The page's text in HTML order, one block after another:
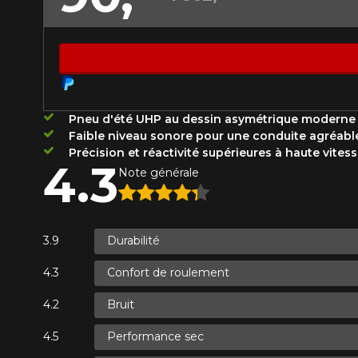
Pneu d'été UHP au dessin asymétrique
Faible niveau sonore pour une conduite
Précision et réactivité supérieures à haute
4.3 Note générale
Durabilité
Confort de roulement
Bruit
Performance sec
Année
Votre avis
Note
1
Envoyer Annuler
Que magasinez-vous?
*Attention cette dimension
véhicule directement avant de